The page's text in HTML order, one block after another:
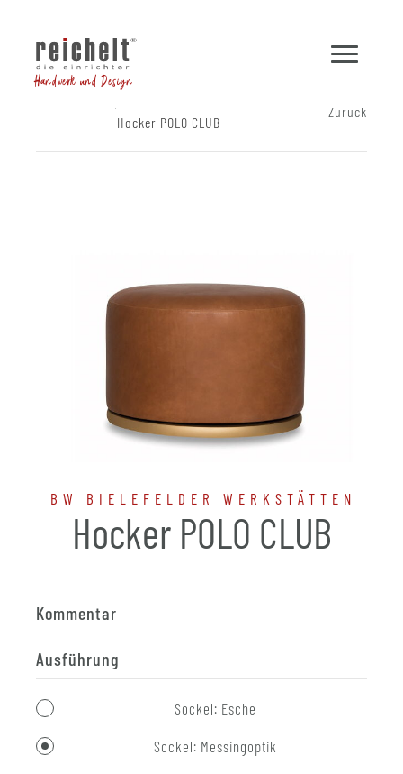
Handwerk und Design
Hocker POLO CLUB
Zurück
BW BIELEFELDER WERKSTÄTTEN
Hocker POLO CLUB
Kommentar
Ausführung
Sockel: Esche
Sockel: Messingoptik